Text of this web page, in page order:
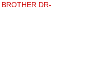
BROTHER DR-